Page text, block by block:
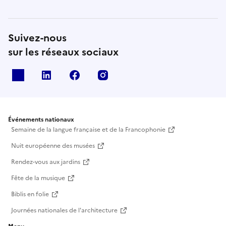
Suivez-nous
sur les réseaux sociaux
Linkedin Facebook
Événements nationaux
Semaine de la langue française et de la Francophonie
Nuit européenne des musées
Rendez-vous aux jardins
Fête de la musique
Biblis en folie
Journées nationales de l'architecture